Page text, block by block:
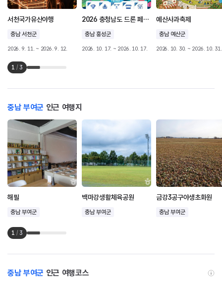
서천국가유산야행
충남 서천군
2026. 9. 11. ~ 2026. 9. 12.
2026 충청남도 드론 페스타
충남 홍성군
2026. 10. 17. ~ 2026. 10. 17.
예산사과축제
충남 예산군
2026. 10. 30. ~ 2026. 10. 31.
1 / 3
충남 부여군 인근 여행지
해필
충남 부여군
백마강생활체육공원
충남 부여군
금강3공구야생초화원
충남 부여군
1 / 3
충남 부여군 인근 여행코스